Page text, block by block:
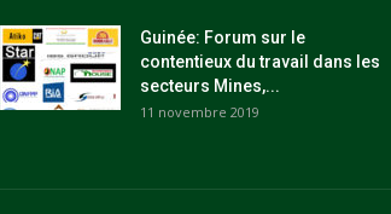
Guinée: Forum sur le
contentieux du travail dans les
secteurs Mines,...
11 novembre 2019